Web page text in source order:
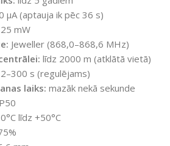
µA (aptauja ik pēc 36 s)
25 mW
Jeweller (868,0–868,6 MHz)
līdz 2000 m (atklātā vietā)
s (regulējams)
laiks: mazāk nekā sekunde
0°C līdz +50°C